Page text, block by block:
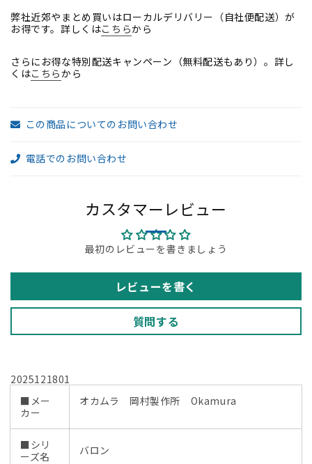
ッ
ド
ス
ト
デ
シ
ッ
レ
は
グ
ラ
ー
ッ
ド
ス
シ
ン
メ
シ
ッ
レ
は
グ
ー
弊社近郊やまとめ買いはローカルデリバリー（自社便配送）が
お得です。詳しくはこちらから
さらにお得な特別配送キャンペーン（無料配送もあり）。詳し
くはこちらから
この商品についてのお問い合わせ
電話でのお問い合わせ
カスタマーレビュー
最初のレビューを書きましょう
レビューを書く
質問する
2025121801
■メー
カー
オカムラ 岡村製作所 Okamura
■シリ
ーズ名
バロン